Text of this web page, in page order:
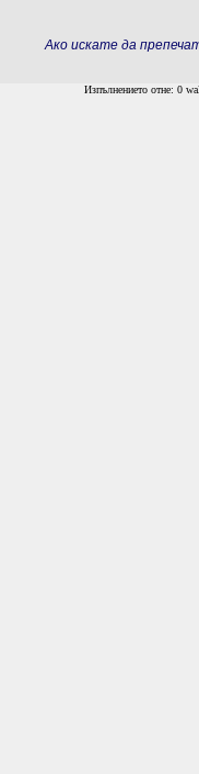
Ако искате да
Изпълнението отне: 0